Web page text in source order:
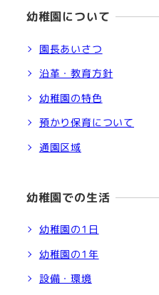
幼稚園について
園長あいさつ
沿革・教育方針
幼稚園の特色
預かり保育について
通園区域
幼稚園での生活
幼稚園の1日
幼稚園の1年
設備・環境